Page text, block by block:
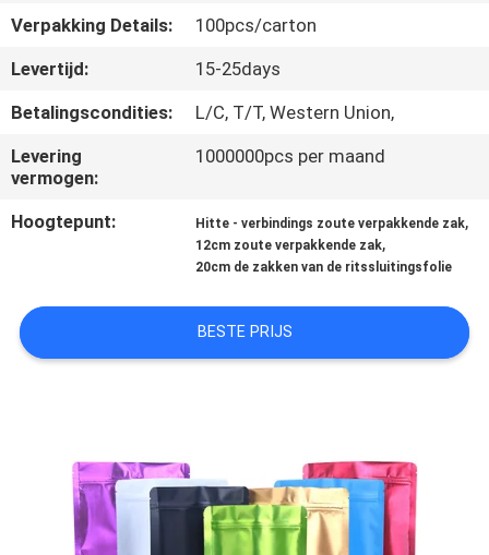
KWALITEITSCONTROLE
SITEMAP
PRIVACY
POLICY
Verpakking Details:
100pcs/carton
Levertijd:
15-25days
Betalingscondities:
L/C, T/T, Western Union,
Levering
vermogen:
1000000pcs per maand
Hoogtepunt: Hitte - verbindings zoute verpakkende zak,
12cm zoute verpakkende zak,
20cm de zakken van de ritssluitingsfolie
BESTE PRIJS